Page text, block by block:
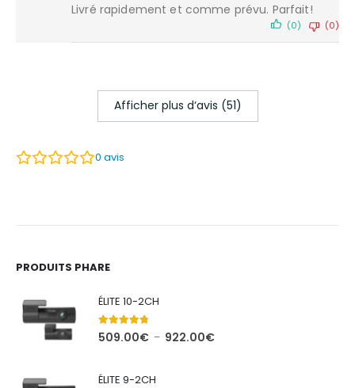
Livré rapidement et comme prévu. Parfait!
(0) (0)
Afficher plus d‘avis (51)
0 avis
PRODUITS PHARE
ÉLITE 10-2CH
4.71out of 5
509.00€ – 922.00€Plage
ÉLITE 9-2CH